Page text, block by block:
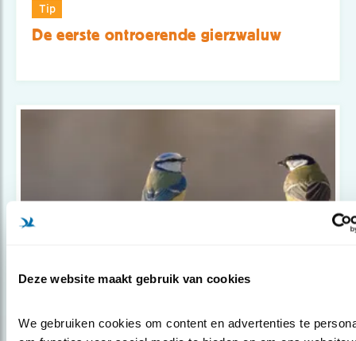
Deze website maakt gebruik van cookies
We gebruiken cookies om content en advertenties te
Tip
De eerste ontroerende gierzwaluw
8x de pracht van januari